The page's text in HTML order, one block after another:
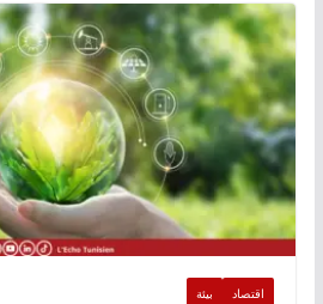
اقتصاد بيئة